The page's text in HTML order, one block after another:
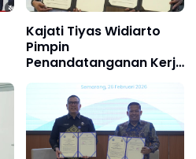
Kajati Tiyas Widiarto
Pimpin
Penandatanganan Kerja
PTPN IV Bidang Datun